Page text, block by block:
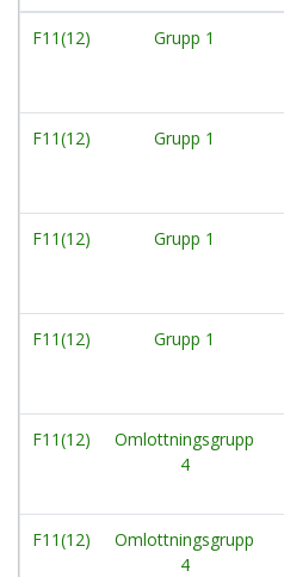
F11(12) Grupp 1
F11(12) Grupp 1
F11(12) Grupp 1
F11(12) Grupp 1
F11(12)
Omlottningsgrupp
4
F11(12)
Omlottningsgrupp
4